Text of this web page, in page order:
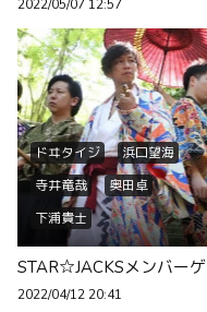
2022/05/07 12:57
ドヰタイジ
浜口望海
寺井竜哉
奥田卓
下浦貴士
2022/04/12 20:41